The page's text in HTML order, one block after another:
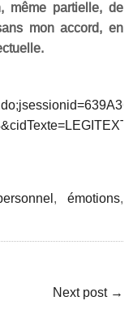
même partielle, de
mon accord, en
, émotions,
Next post →